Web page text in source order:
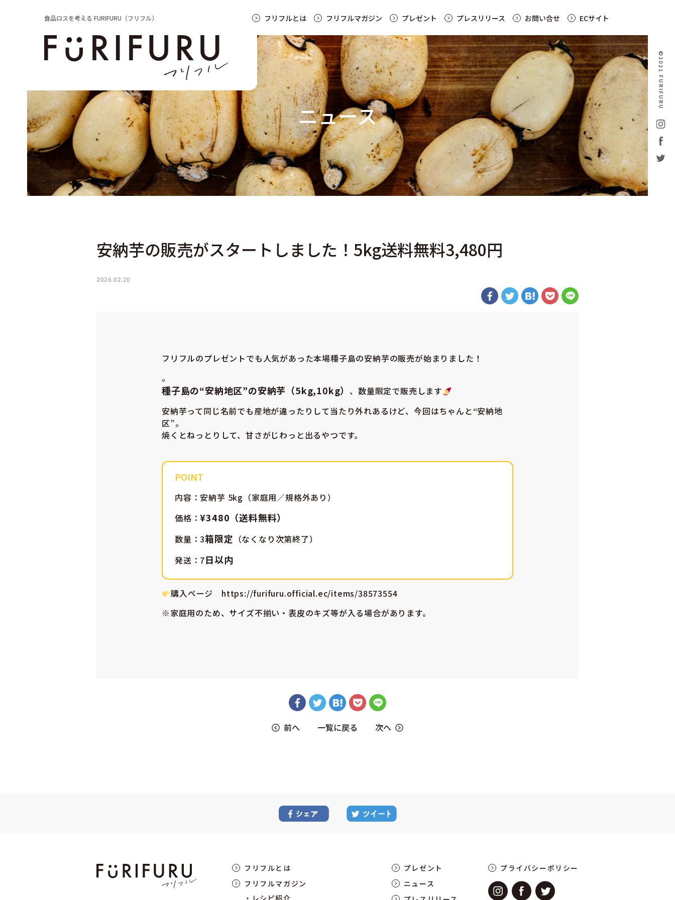
食品ロスを考える FURIFURU（フリフル） フリフルとは フリフルマガジン プレゼント プレスリリース お問い合せ ECサイト
ニュース
©2021 FURIFURU
安納芋の販売がスタートしました！5kg送料無料3,480円
2026.02.20
フリフルのプレゼントでも人気があった本場種子島の安納芋の販売が始まりました！
。
種子島の“安納地区”の安納芋（5kg,10kg） 、数量限定で販売します
安納芋って同じ名前でも産地が違ったりして当たり外れあるけど、今回はちゃんと“安納地
区”。
焼くとねっとりして、甘さがじわっと出るやつです。
内容：安納芋 5kg（家庭用／規格外あり）
価格：¥3480（送料無料）
数量：3箱限定 （なくなり次第終了）
発送：7日以内
購入ページ https://furifuru.official.ec/items/38573554
※家庭用のため、サイズ不揃い・表皮のキズ等が入る場合があります。
前へ 一覧に戻る 次へ
フリフルとは
フリフルマガジン
レシピ紹介
プレゼント
ニュース
プライバシーポリシー